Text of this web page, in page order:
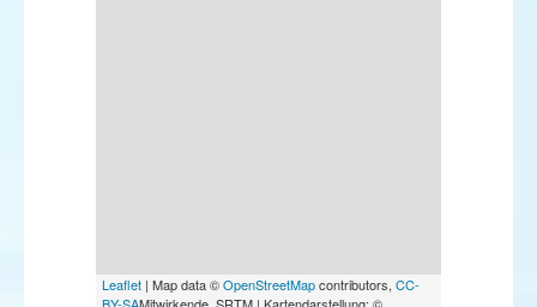
Leaflet | Map data ©OpenStreetMapcontributors, CC-